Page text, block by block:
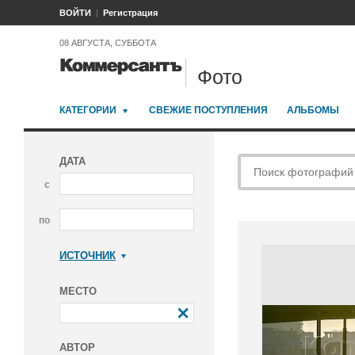
ВОЙТИ Регистрация
08 АВГУСТА, СУББОТА
Фото
КАТЕГОРИИ СВЕЖИЕ ПОСТУПЛЕНИЯ АЛЬБОМЫ
ДАТА
с
по
ИСТОЧНИК
МЕСТО
АВТОР